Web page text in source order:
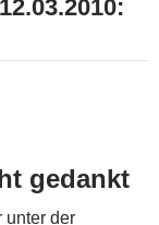
gedankt
unter der